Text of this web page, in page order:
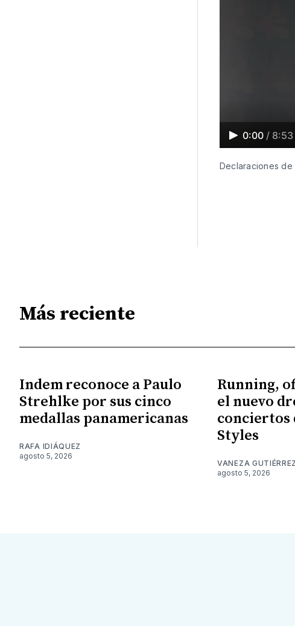
0:00 / 8:53
Declaraciones de
Más reciente
Indem reconoce a Paulo
Strehlke por sus cinco
medallas panamericanas
RAFA IDIÁQUEZ
agosto 5, 2026
Running,
el nuevo
conciertos
Styles
VANEZA GUTIÉRREZ
agosto 5, 2026